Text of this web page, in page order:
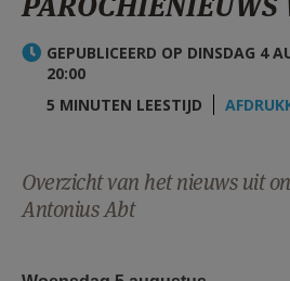
AANMELDEN OF
GEPUBLICEERD OP DINSDAG 4
20:00
5 MINUTEN LEESTIJD
Overzicht van het nieuws uit
Antonius Abt